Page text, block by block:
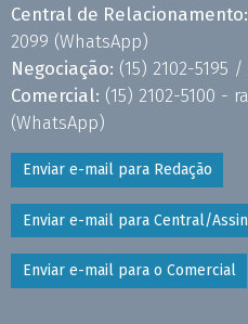
Central de Relacionamento:
2099 (WhatsApp)
Negociação: (15) 2102-5195 /
Comercial: (15) 2102-5100 -
(WhatsApp)
Enviar e-mail para Redação
Enviar e-mail para Central/
Enviar e-mail para o Comercial